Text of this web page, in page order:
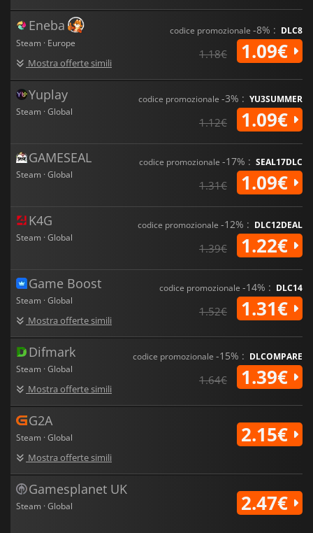
Eneba
Steam · Europe
Mostra offerte simili
codice promozionale -8% : DLC8
1.18€ 1.09€
Yuplay
Steam · Global
codice promozionale -3% : YU3SUMMER
1.12€ 1.09€
GAMESEAL
Steam · Global
codice promozionale -17% : SEAL17DLC
1.31€ 1.09€
K4G
Steam · Global
codice promozionale -12% : DLC12DEAL
1.39€ 1.22€
Game Boost
Steam · Global
Mostra offerte simili
codice promozionale -14% : DLC14
1.52€ 1.31€
Difmark
Steam · Global
Mostra offerte simili
codice promozionale -15% : DLCOMPARE
1.64€ 1.39€
G2A
Steam · Global
Mostra offerte simili
2.15€
Gamesplanet UK
Steam · Global 2.47€